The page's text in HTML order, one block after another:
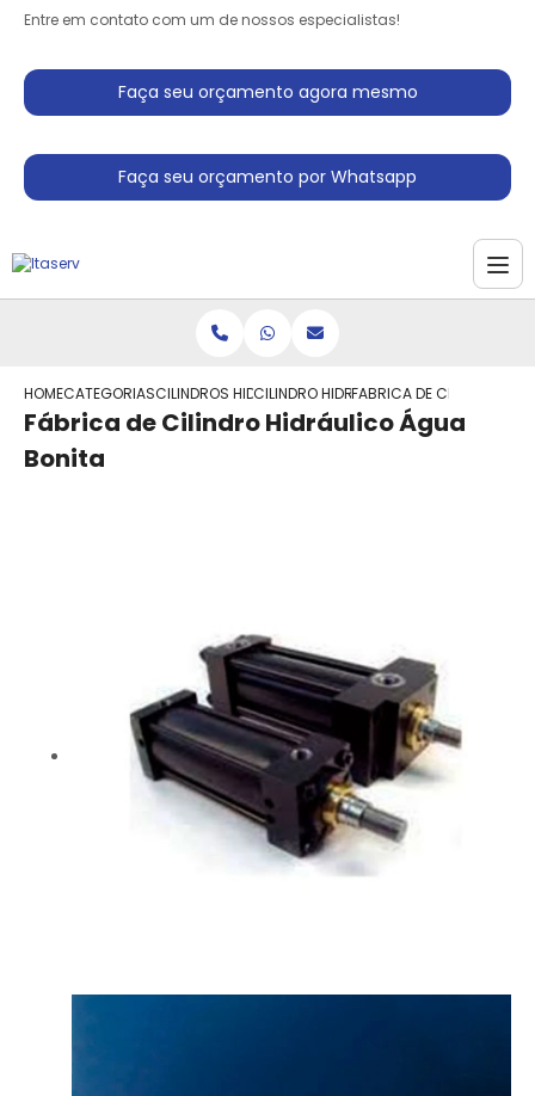
Entre em contato com um de nossos especialistas!
Faça seu orçamento agora mesmo
Faça seu orçamento por Whatsapp
HOMECATEGORIASCILINDROS HIDRAULICOCILINDRO HIDRAULICO PEQUENO
FABRICA DE CILINDRO
Fábrica de Cilindro Hidráulico Água
Bonita